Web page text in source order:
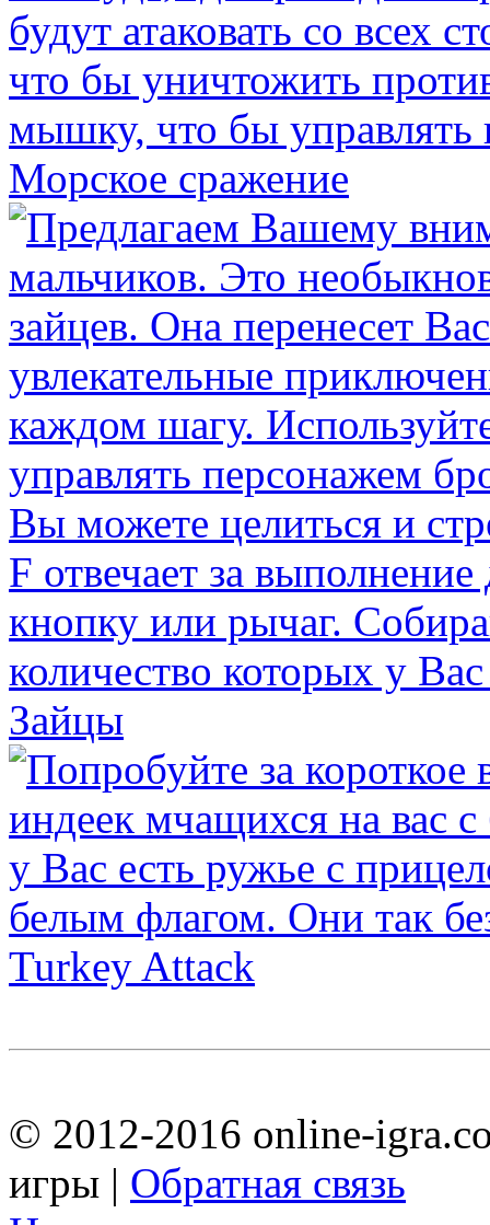
Морское сражение
Зайцы
Turkey Attack
© 2012-2016 online-
игры | Обратная связь